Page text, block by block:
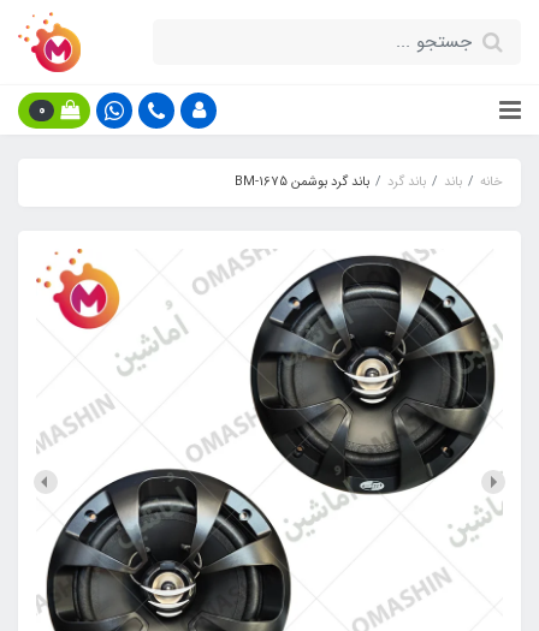
0
خانه باند باند گرد باند گرد بوشمن BM-1675